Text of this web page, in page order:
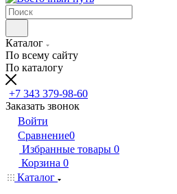
Каталог
По всему сайту
По каталогу
+7 343 379-98-60
Заказать звонок
Войти
Сравнение0
Избранные товары 0
Корзина 0
Каталог